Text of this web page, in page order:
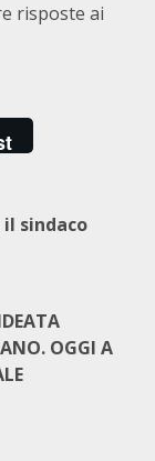
risposte ai
sindaco
OGGI A